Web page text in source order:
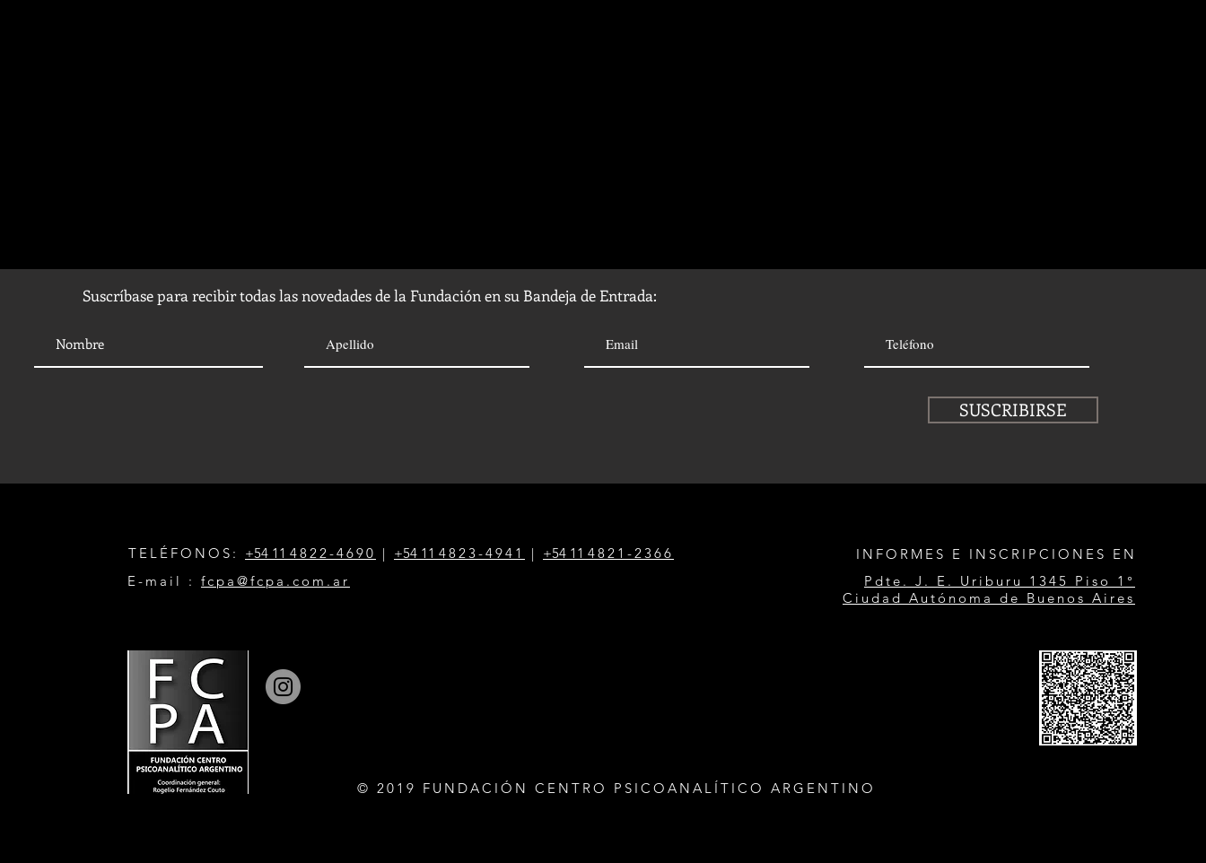
Suscríbase para recibir todas las novedades de la Fundación en su Bandeja de Entrada:
SUSCRIBIRSE
TELÉFONOS: +54 11 4822-4690 | +54 1 1 4823-4941 | +54 1 1 4821-2366
E-mail : fcpa@fcpa.com.ar
INFORMES E INSCRIPCIONES EN
Pdte. J. E. Uriburu 1345 Piso 1°
Ciudad Autónoma de Buenos Aires
© 2019 FUNDACIÓN CENTRO PSICOANALÍTICO ARGENTINO